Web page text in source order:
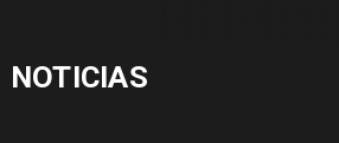
NOTICIAS